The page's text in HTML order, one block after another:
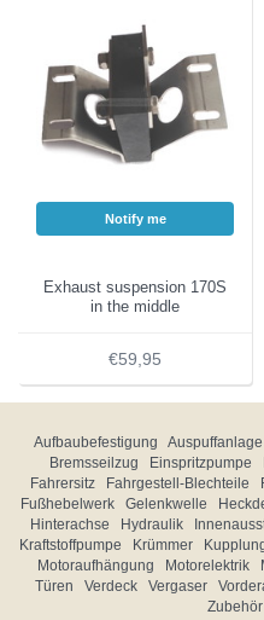
Notify me
Exhaust suspension 170S
in the middle
€59,95
Aufbaubefestigung Auspuffanlage
Bremsseilzug
Einspritzpumpe
Fahrersitz
Fahrgestell-Blechteile
Fußhebelwerk
Gelenkwelle
Hinterachse
Hydraulik
Kraftstoffpumpe
Krümmer
Motoraufhängung
Motorelektrik
Türen
Verdeck Vergaser
Zubehör